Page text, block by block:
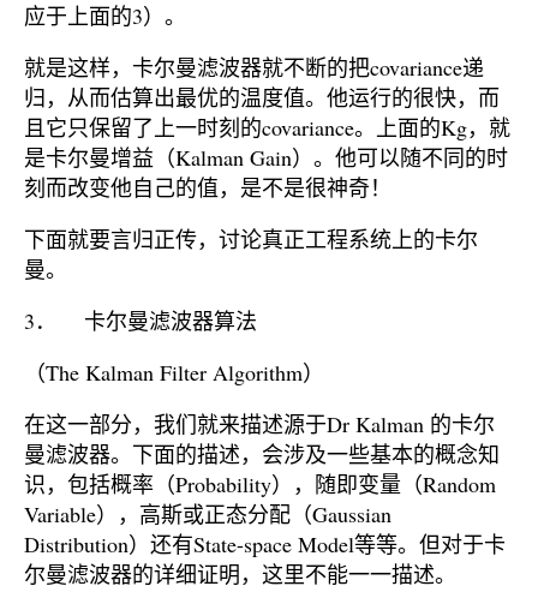
应于上面的3）。
就是这样，卡尔曼滤波器就不断的把covariance递
归，从而估算出最优的温度值。他运行的很快，而
且它只保留了上一时刻的covariance。上面的Kg，就
是卡尔曼增益（Kalman Gain）。他可以随不同的时
刻而改变他自己的值，是不是很神奇！
下面就要言归正传，讨论真正工程系统上的卡尔
曼。
3． 卡尔曼滤波器算法
（The Kalman Filter Algorithm）
在这一部分，我们就来描述源于Dr Kalman 的卡尔
曼滤波器。下面的描述，会涉及一些基本的概念知
识，包括概率（Probability），随即变量（Random
Variable），高斯或正态分配（Gaussian
Distribution）还有State-space Model等等。但对于卡
尔曼滤波器的详细证明，这里不能一一描述。